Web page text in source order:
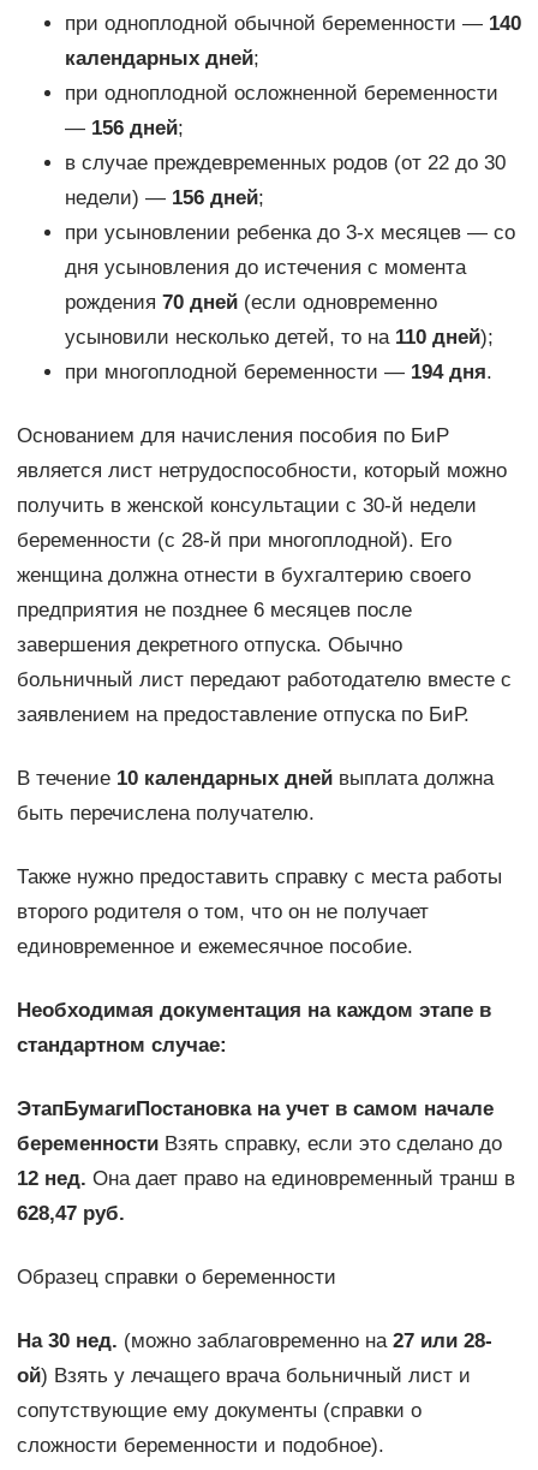
при одноплодной обычной беременности — 140
календарных дней;
при одноплодной осложненной беременности
— 156 дней;
в случае преждевременных родов (от 22 до 30
недели) — 156 дней;
при усыновлении ребенка до 3-х месяцев — со
дня усыновления до истечения с момента
рождения 70 дней(если одновременно
усыновили несколько детей, то на 110 дней);
при многоплодной беременности — 194 дня.
Основанием для начисления пособия по БиР
является лист нетрудоспособности, который можно
получить в женской консультации с 30-й недели
беременности (с 28-й при многоплодной). Его
женщина должна отнести в бухгалтерию своего
предприятия не позднее 6 месяцев после
завершения декретного отпуска. Обычно
больничный лист передают работодателю вместе с
заявлением на предоставление отпуска по БиР.
В течение 10 календарных днейвыплата должна
быть перечислена получателю.
Также нужно предоставить справку с места работы
второго родителя о том, что он не получает
единовременное и ежемесячное пособие.
Необходимая документация на каждом этапе в
стандартном случае:
Этап БумагиПостановка на учет в самом начале
беременностиВзять справку, если это сделано до
12 нед. Она дает право на единовременный транш в
628,47 руб.
Образец справки о беременности
На 30 нед. (можно заблаговременно на 27 или 28-
ой) Взять у лечащего врача больничный лист и
сопутствующие ему документы (справки о
сложности беременности и подобное).